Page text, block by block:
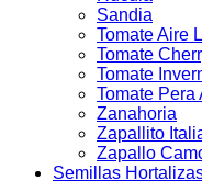
Sandia
Tomate Aire
Tomate
Tomate
Tomate Pera
Zanahoria
Zapallito
Zapallo
Semillas